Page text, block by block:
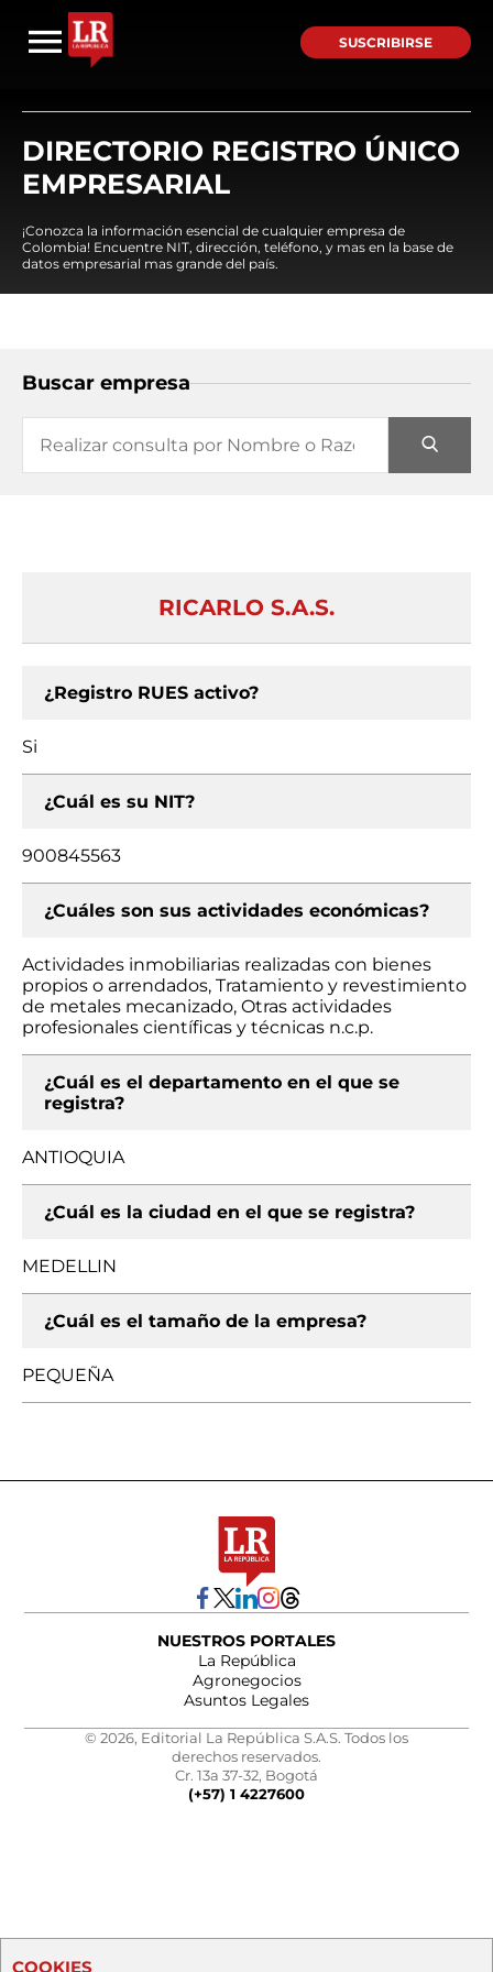
SUSCRIBIRSE
DIRECTORIO REGISTRO ÚNICO
EMPRESARIAL
¡Conozca la información esencial de cualquier empresa de
Colombia! Encuentre NIT, dirección, teléfono, y mas en la base de
datos empresarial mas grande del país.
Buscar empresa
RICARLO S.A.S.
¿Registro RUES activo?
Si
¿Cuál es su NIT?
900845563
¿Cuáles son sus actividades económicas?
Actividades inmobiliarias realizadas con bienes
propios o arrendados, Tratamiento y revestimiento
de metales mecanizado, Otras actividades
profesionales científicas y técnicas n.c.p.
¿Cuál es el departamento en el que se
registra?
ANTIOQUIA
¿Cuál es la ciudad en el que se registra?
MEDELLIN
¿Cuál es el tamaño de la empresa?
PEQUEÑA
NUESTROS PORTALES
La República
Agronegocios
Asuntos Legales
© 2026, Editorial La República S.A.S. Todos los
derechos reservados.
Cr. 13a 37-32, Bogotá
(+57) 1 4227600
COOKIES